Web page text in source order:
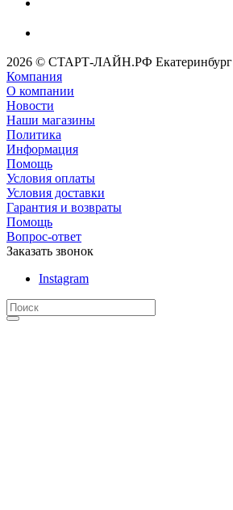
2026 © СТАРТ-ЛАЙН.РФ Екатеринбург
Компания
О компании
Новости
Наши магазины
Политика
Информация
Помощь
Условия оплаты
Условия доставки
Гарантия и возвраты
Помощь
Вопрос-ответ
Заказать звонок
Instagram